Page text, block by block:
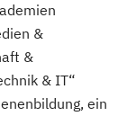
&
&
& IT“
ein